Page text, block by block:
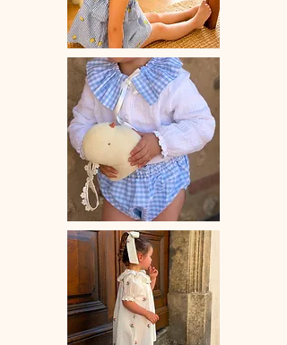
♡ Le délai de fabrication est de 15 à
28 jours ouvrés selon les commandes
en cours.
♡ Lavage à la main ou en machine
30° max, couleurs similaires, cycle
délicat. Ne pas utilser de sèche-linge.